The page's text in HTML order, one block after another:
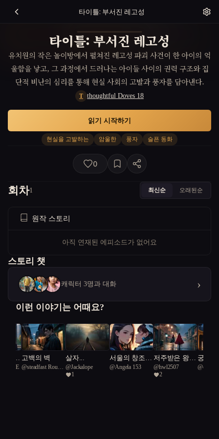
타이틀: 부서진 레고성
타이틀: 부서진 레고성
유치원의 작은 놀이방에서 펼쳐진 레고성 파괴 사건이 한 아이의 억
울함을 낳고, 그 과정에서 드러나는 아이들 사이의 권력 구조와 집
단적 비난의 심리를 통해 현실 사회의 고발과 풍자를 담아낸다.
T thoughtful Doves 18
현실을 고발하는 암울한 풍자 슬픈 동화
읽기 시작하기
0
회차1 최신순 오래된순
원작 스토리
아직 연재된 에피소드가 없어요
스토리 챗
캐릭터 3명과 대화 ›
이런 이야기는 어때요?
계의 고백의 벽
@steadfast Rough
살자...
@Jackalope
1
서울의 창조,
돌봄 로봇 (Fea
@Angela 153
저주받은 왕국
의 마지막 공
주: 빛을 찾아
@hwl2507
2
궁궐
에 첫
@